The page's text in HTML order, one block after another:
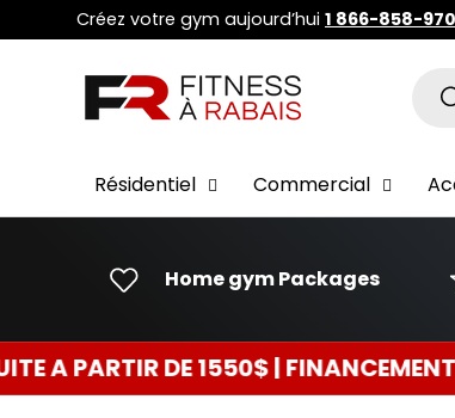
ALLER AU CONTENU
Créez votre gym aujourd’hui 1 866-858-
Résidentiel Commercial
Home gym Packages
DE 1550$ | FINANCEMENT